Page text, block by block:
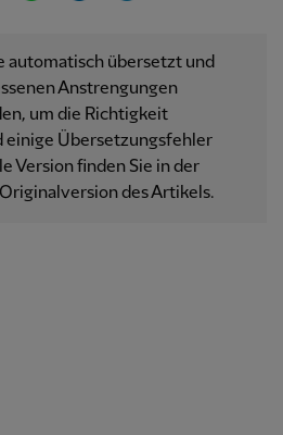
automatisch übersetzt und
Anstrengungen
um die Richtigkeit
einige Übersetzungsfehler
Version finden Sie in der
des Artikels.